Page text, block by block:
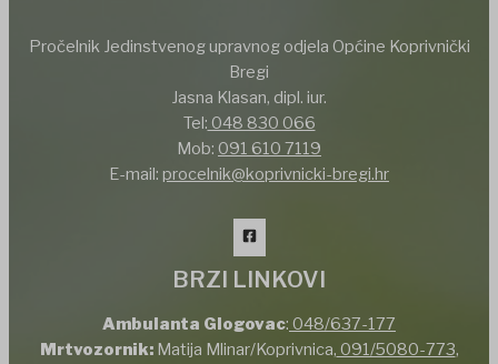
Pročelnik Jedinstvenog upravnog odjela Općine Koprivnički
Bregi
Jasna Klasan, dipl. iur.
Tel: 048 830 066
Mob: 091 610 7119
E-mail: procelnik@koprivnicki-bregi.hr
BRZI LINKOVI
Ambulanta Glogovac: 048/637-177
Mrtvozornik:Matija Mlinar/Koprivnica, 091/5080-773,